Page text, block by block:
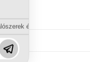
és diszpergálószerek